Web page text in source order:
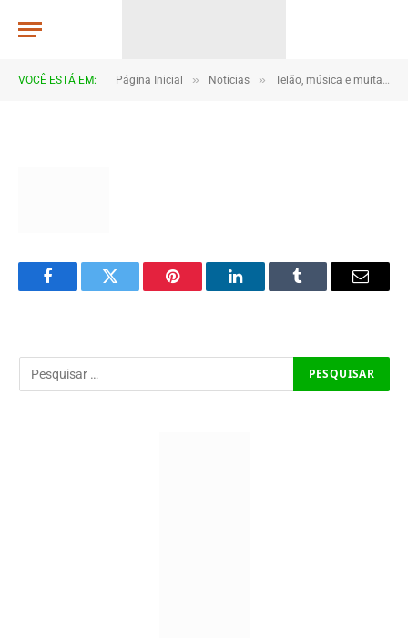
VOCÊ ESTÁ EM: Página Inicial » Notícias » Telão, música e muita torcida marcam estreia do Brasil em Coroatá
JWR_5368
FacebookTwitter Pinterest LinkedInTumblr Email